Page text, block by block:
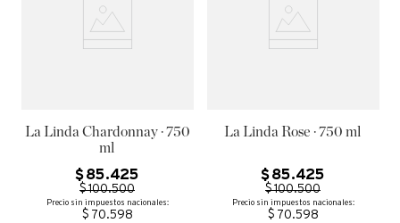
La Linda Chardonnay · 750
ml
$ 85.425
$100.500
Precio sin impuestos nacionales:
$ 70.598
La Linda Rose · 750 ml
$ 85.425
$100.500
Precio sin impuestos nacionales:
$ 70.598